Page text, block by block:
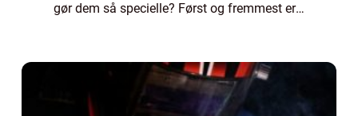
gør dem så specielle? Først og fremmest er